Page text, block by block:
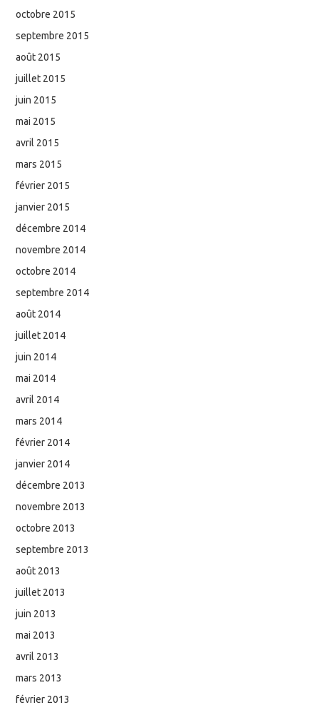
octobre 2015
septembre 2015
août 2015
juillet 2015
juin 2015
mai 2015
avril 2015
mars 2015
février 2015
janvier 2015
décembre 2014
novembre 2014
octobre 2014
septembre 2014
août 2014
juillet 2014
juin 2014
mai 2014
avril 2014
mars 2014
février 2014
janvier 2014
décembre 2013
novembre 2013
octobre 2013
septembre 2013
août 2013
juillet 2013
juin 2013
mai 2013
avril 2013
mars 2013
février 2013